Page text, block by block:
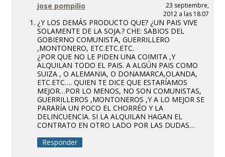
jose pompilio
23 septiembre,
2012 a las 18:07
¿Y LOS DEMÁS PRODUCTO QUE? ¿UN PAIS VIVE
SOLAMENTE DE LA SOJA.? CHE: SABIOS DEL
GOBIERNO COMUNISTA, GUERRILLERO
,MONTONERO, ETC.ETC.ETC.
¿POR QUE NO LE PIDEN UNA COIMITA ,Y
ALQUILAN TODO EL PAIS. A ALGÚN PAIS COMO
SUIZA , O ALEMANIA, O DONAMARCA,OLANDA,
ETC.ETC…. QUIEN TE DICE QUE ESTARÍAMOS
MEJOR…POR LO MENOS, NO SON COMUNISTAS,
GUERRILLEROS ,MONTONEROS ,Y A LO MEJOR SE
PARARÍA UN POCO EL CHORRÉO Y LA
DELINCUENCIA. SI LA ALQUILAN HAGAN EL
CONTRATO EN OTRO LADO POR LAS DUDAS…
Responder